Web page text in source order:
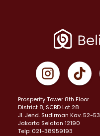
Prosperity Tower 8th Floor
District 8, SCBD Lot 28
JI. Jend. Sudirman Kav. 52-53
Jakarta Selatan 12190
Telp: 021-38959193